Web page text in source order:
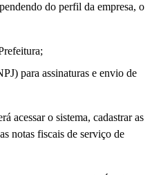
do perfil da empresa, o
para assinaturas e envio de
acessar o sistema, cadastrar as
notas fiscais de serviço de